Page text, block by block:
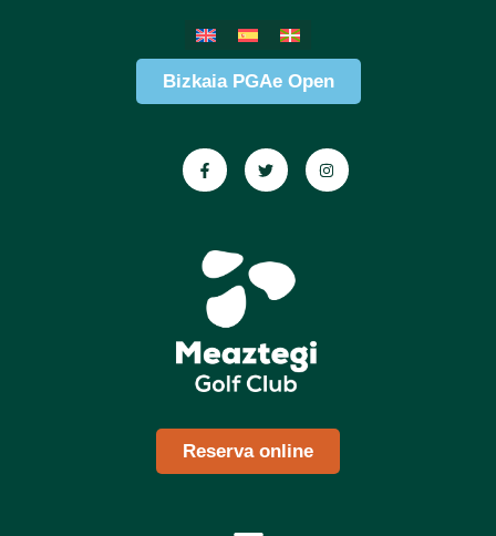
Bizkaia PGAe Open
Reserva online